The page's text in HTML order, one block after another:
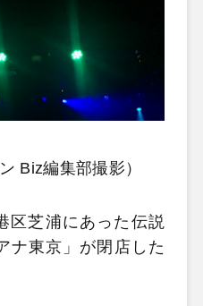
Biz編集部撮影）
区芝浦にあった伝説
ナ東京」が閉店した